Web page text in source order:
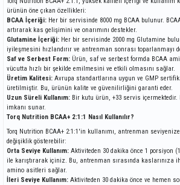
ürünün öne çıkan özellikleri:
BCAA İçeriği: Her bir servisinde 8000 mg BCAA bulunur.
artırarak kas gelişimini ve onarımını destekler.
Glutamine İçeriği: Her bir servisinde 2000 mg Glutamine
iyileşmesini hızlandırır ve antrenman sonrası toparlanmayı
Saf ve Serbest Form: Ürün, saf ve serbest formda BCAA
vücutta hızlı bir şekilde emilmesini ve etkili olmasını sağlar.
Üretim Kalitesi: Avrupa standartlarına uygun ve GMP
üretilmiştir. Bu, ürünün kalite ve güvenilirliğini garanti eder.
Uzun Süreli Kullanım: Bir kutu ürün, +33 servis
imkanı sunar.
Torq Nutrition BCAA+ 2:1:1 Nasıl Kullanılır?
Torq Nutrition BCAA+ 2:1:1'in kullanımı, antrenman
değişiklik gösterebilir:
Orta Seviye Kullanım: Aktiviteden 30 dakika önce 1 porsiyon
ile karıştırarak içiniz. Bu, antrenman sırasında kaslarınıza
amino asitleri sağlar.
İleri Seviye Kullanım: Aktiviteden 30 dakika önce ve hemen